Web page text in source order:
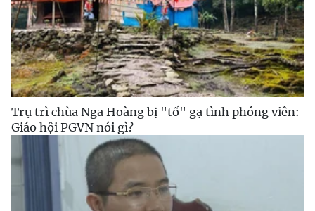
Trụ trì chùa Nga Hoàng bị "tố" gạ tình phóng viên:
Giáo hội PGVN nói gì?